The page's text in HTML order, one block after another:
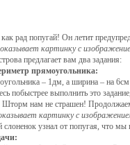
рад попугай! Он летит
картинку с
предлагает вам два задания:
прямоугольника:
– 1дм, а ширина – на
побыстрее выполнить это
нам не страшен! Продолжаем
картинку с
слоненок узнал от попугая, что